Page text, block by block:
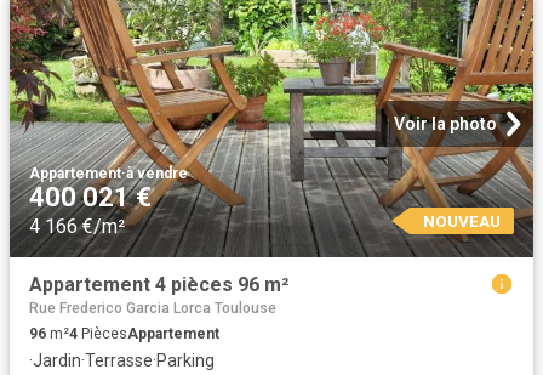
Voir la photo
Appartement·à vendre
400 021 €
4 166 €/m² NOUVEAU
Appartement 4 pièces 96 m²
Rue Frederico Garcia Lorca Toulouse
96 m²4 PiècesAppartement
·Jardin·Terrasse·Parking